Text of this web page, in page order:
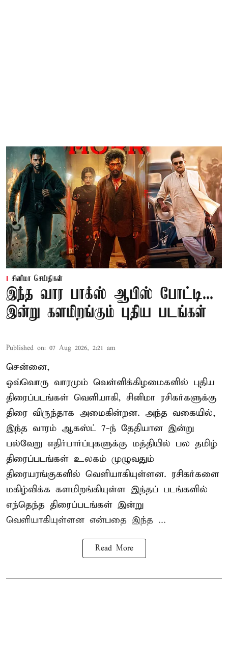
சினிமா செய்திகள்
இந்த வார பாக்ஸ் ஆபிஸ் போட்டி...
இன்று களமிறங்கும் புதிய படங்கள்
Published on: 07 Aug 2026, 2:21 am
சென்னை,
ஒவ்வொரு வாரமும் வெள்ளிக்கிழமைகளில் புதிய
திரைப்படங்கள் வெளியாகி, சினிமா ரசிகர்களுக்கு
திரை விருந்தாக அமைகின்றன. அந்த வகையில்,
இந்த வாரம் ஆகஸ்ட் 7-ந் தேதியான இன்று
பல்வேறு எதிர்பார்ப்புகளுக்கு மத்தியில் பல தமிழ்
திரைப்படங்கள் உலகம் முழுவதும்
திரையரங்குகளில் வெளியாகியுள்ளன. ரசிகர்களை
மகிழ்விக்க களமிறங்கியுள்ள இந்தப் படங்களில்
எந்தெந்த திரைப்படங்கள் இன்று
வெளியாகியுள்ளன என்பதை இந்த ...
Read More